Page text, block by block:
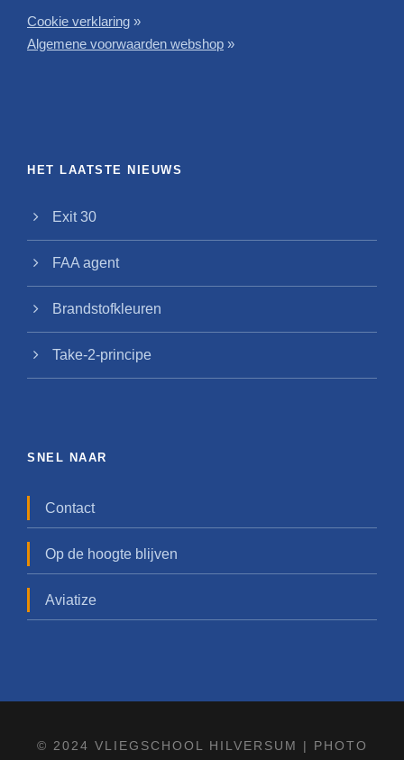
Cookie verklaring »
Algemene voorwaarden webshop »
HET LAATSTE NIEUWS
Exit 30
FAA agent
Brandstofkleuren
Take-2-principe
SNEL NAAR
Contact
Op de hoogte blijven
Aviatize
© 2024 VLIEGSCHOOL HILVERSUM | PHOTO